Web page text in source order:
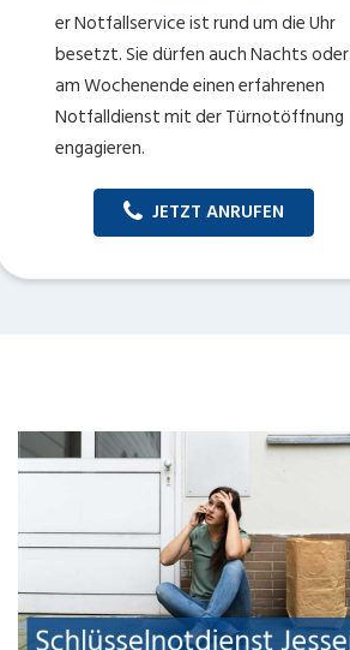
er Notfallservice ist rund um die Uhr
besetzt. Sie dürfen auch Nachts oder
am Wochenende einen erfahrenen
Notfalldienst mit der Türnotöffnung
engagieren.
JETZT ANRUFEN